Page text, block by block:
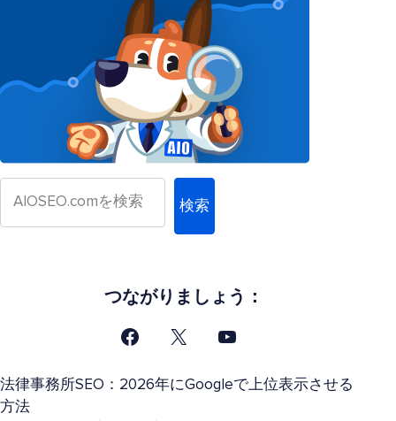
検索
つながりましょう：
法律事務所SEO：2026年にGoogleで上位表示させる
方法